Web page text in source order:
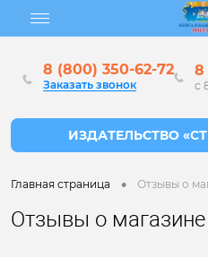
8 (800) 350-62-72
Заказать звонок
8
с
Главная страница • Отзывы о
Отзывы о магазине